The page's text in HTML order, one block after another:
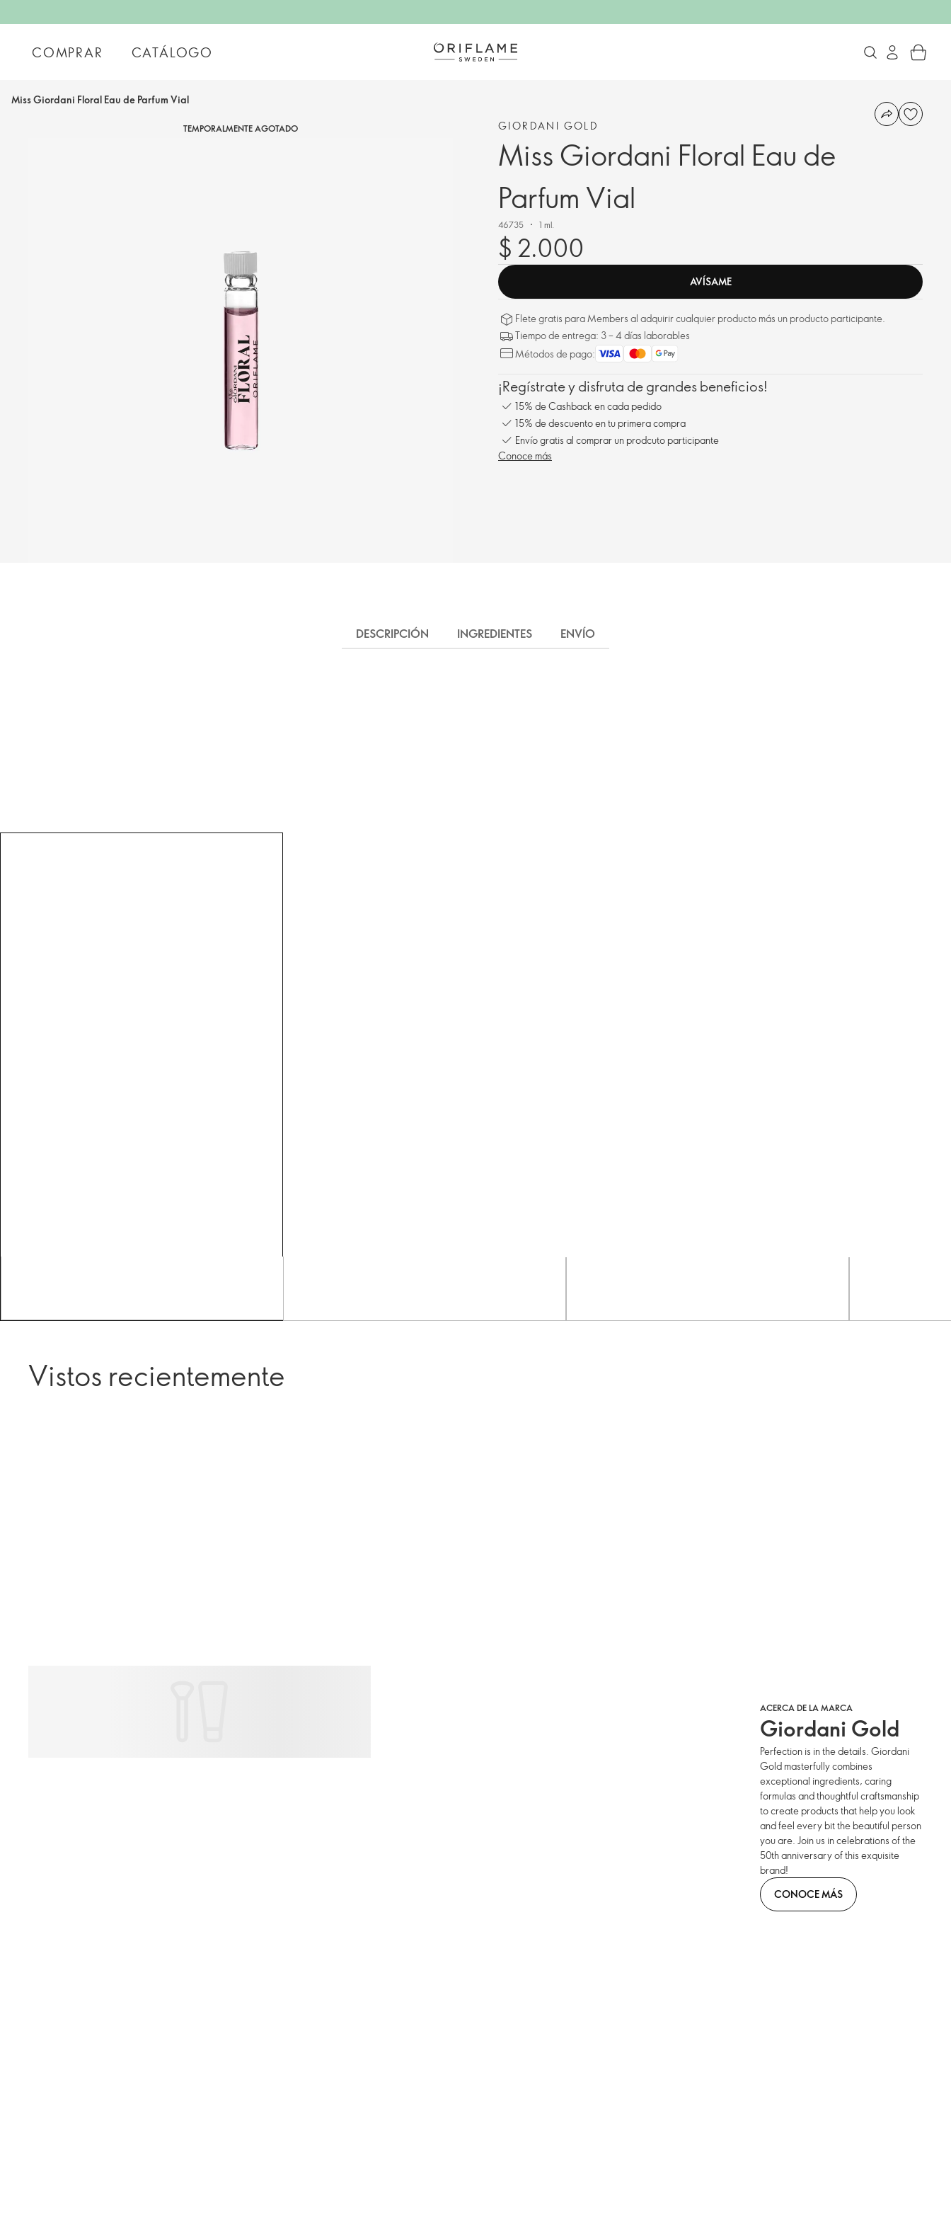
COMPRAR CATÁLOGO
Miss Giordani Floral Eau de Parfum Vial
TEMPORALMENTE AGOTADO GIORDANI GOLD
Miss Giordani Floral Eau de
Parfum Vial
46735 1 ml.
$ 2.000
AVÍSAME
Flete gratis para Members al adquirir cualquier producto más un producto participante.
Tiempo de entrega: 3 – 4 días laborables
Métodos de pago:
¡Regístrate y disfruta de grandes beneficios!
15% de Cashback en cada pedido
15% de descuento en tu primera compra
Envío gratis al comprar un prodcuto participante
Conoce más
DESCRIPCIÓN INGREDIENTES ENVÍO
Vistos recientemente
ACERCA DE LA MARCA
Giordani Gold
Perfection is in the details. Giordani
Gold masterfully combines
exceptional ingredients, caring
formulas and thoughtful craftsmanship
to create products that help you look
and feel every bit the beautiful person
you are. Join us in celebrations of the
50th anniversary of this exquisite
brand!
CONOCE MÁS